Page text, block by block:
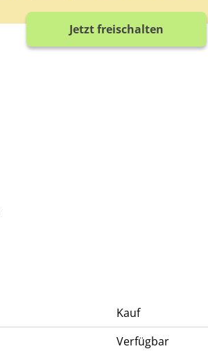
Jetzt freischalten
Kauf
Verfügbar